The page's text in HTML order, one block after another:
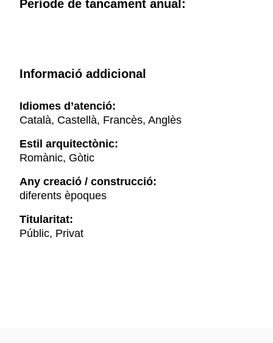
Període de tancament anual:
Informació addicional
Idiomes d’atenció:
Català, Castellà, Francès, Anglès
Estil arquitectònic:
Romànic, Gòtic
Any creació / construcció:
diferents èpoques
Titularitat:
Públic, Privat